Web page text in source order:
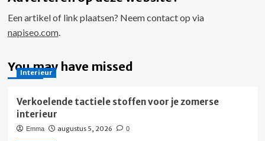
Een artikel of link plaatsen? Neem contact op via
napiseo.com.
You may have missed
Interieur
Verkoelende tactiele stoffen voor je zomerse
interieur
Emma augustus 5, 2026 0